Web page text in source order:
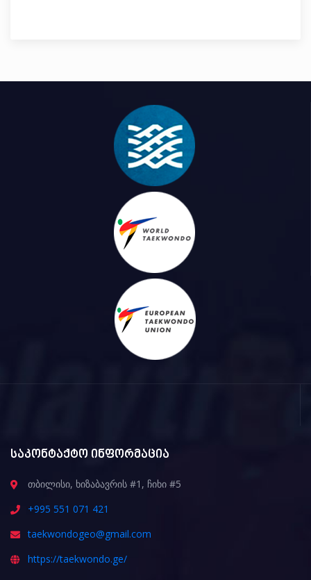
საკონტაქტო ინფორმაცია
თბილისი, ხიზაბავრის #1, ჩიხი #5
+995 551 071 421
taekwondogeo@gmail.com
https://taekwondo.ge/